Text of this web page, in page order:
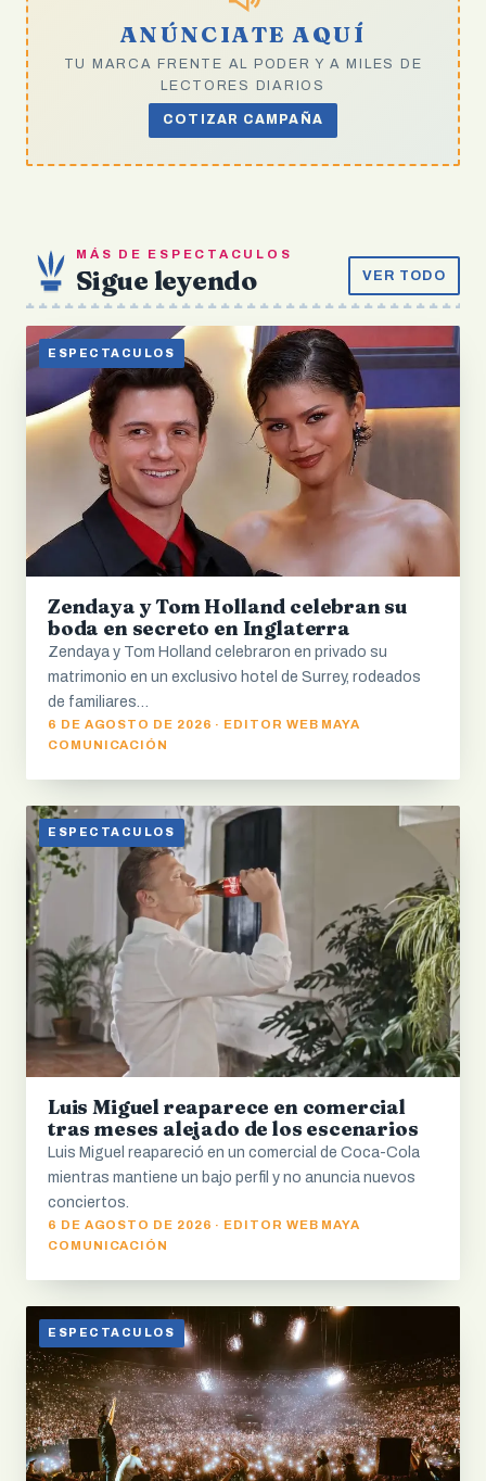
ANÚNCIATE AQUÍ
TU MARCA FRENTE AL PODER Y A MILES DE
LECTORES DIARIOS
COTIZAR CAMPAÑA
MÁS DE ESPECTACULOS
Sigue leyendo VER TODO
ESPECTACULOS
Zendaya y Tom Holland celebran su
boda en secreto en Inglaterra
Zendaya y Tom Holland celebraron en privado su
matrimonio en un exclusivo hotel de Surrey, rodeados
de familiares…
6 DE AGOSTO DE 2026 · EDITOR WEB MAYA
COMUNICACIÓN
ESPECTACULOS
Luis Miguel reaparece en comercial
tras meses alejado de los escenarios
Luis Miguel reapareció en un comercial de Coca-Cola
mientras mantiene un bajo perfil y no anuncia nuevos
conciertos.
6 DE AGOSTO DE 2026 · EDITOR WEB MAYA
COMUNICACIÓN
ESPECTACULOS